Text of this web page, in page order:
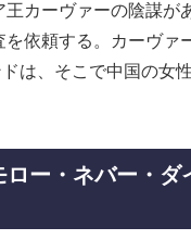
カーヴァーの陰謀が
を依頼する。カーヴァ
は、そこで中国の女
ロー・ネバー・ダ